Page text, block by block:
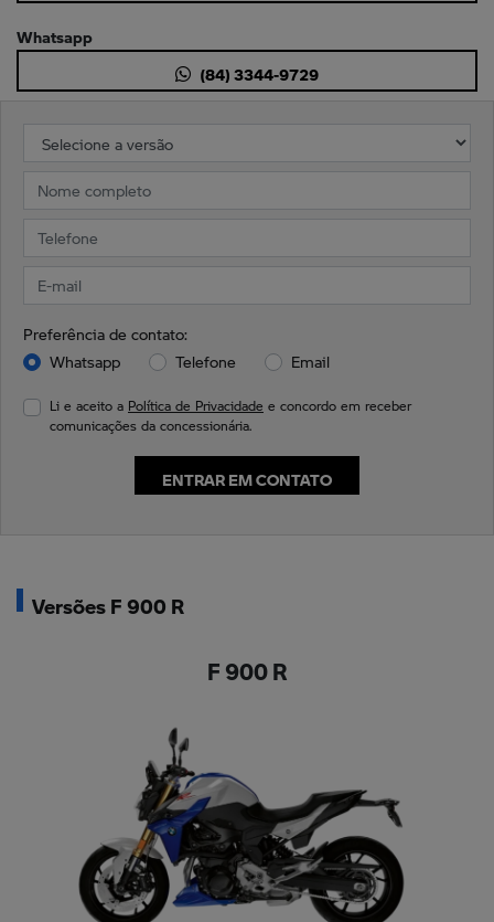
Preferência de contato:
Whatsapp
Telefone Email
Li e aceito a Política de Privacidade e concordo em receber
comunicações da concessionária.
ENTRAR EM CONTATO
Whatsapp
(84) 3344-9729
Versões F 900 R
F 900 R